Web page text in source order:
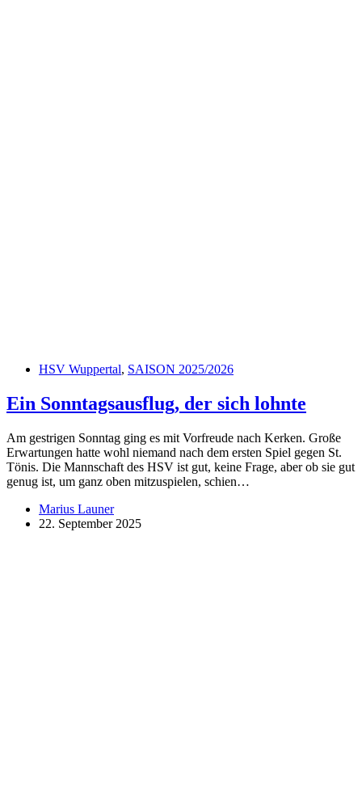
HSV Wuppertal, SAISON 2025/2026
Ein Sonntagsausflug, der sich lohnte
Am gestrigen Sonntag ging es mit Vorfreude nach Kerken. Große
Erwartungen hatte wohl niemand nach dem ersten Spiel gegen St.
Tönis. Die Mannschaft des HSV ist gut, keine Frage, aber ob sie gut
genug ist, um ganz oben mitzuspielen, schien…
Marius Launer
22. September 2025